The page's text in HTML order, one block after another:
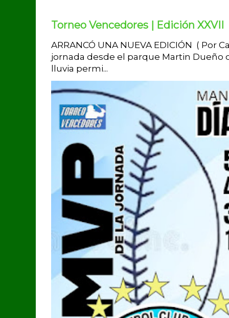
Torneo Vencedores | Edición XXVII
ARRANCÓ UNA NUEVA EDICIÓN ( Por
jornada desde el parque Martin Dueño
lluvia permi...